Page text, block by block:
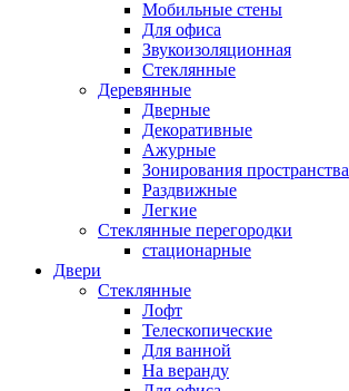
Мобильные стены
Для офиса
Звукоизоляционная
Стеклянные
Деревянные
Дверные
Декоративные
Ажурные
Зонирования пространства
Раздвижные
Легкие
Стеклянные перегородки
стационарные
Двери
Стеклянные
Лофт
Телескопические
Для ванной
На веранду